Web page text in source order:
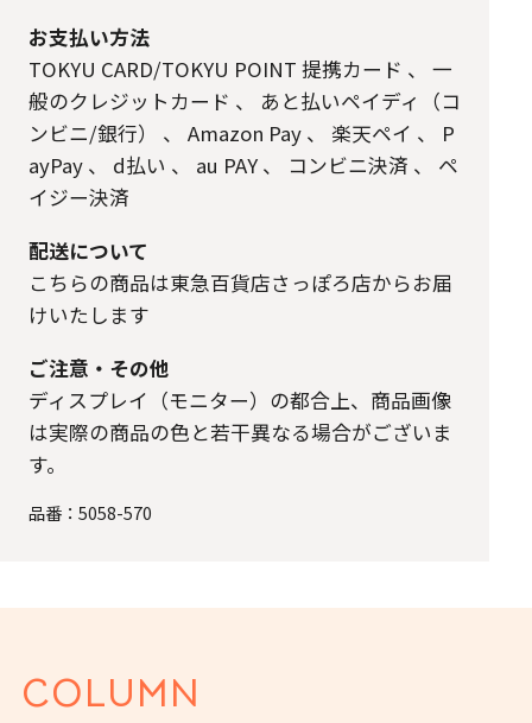
お支払い方法
TOKYU CARD/TOKYU POINT 提携カード 、 一
般のクレジットカード 、 あと払いペイディ（コ
ンビニ/銀行）
、 Amazon Pay、 楽天ペイ 、 P
ayPay、 d払い 、 au PAY、 コンビニ決済 、 ペ
イジー決済
配送について
こちらの商品は東急百貨店さっぽろ店からお届
けいたします
ご注意・その他
ディスプレイ（モニター）の都合上、商品画像
は実際の商品の色と若干異なる場合がございま
す。
品番： 5058-570
COLUMN